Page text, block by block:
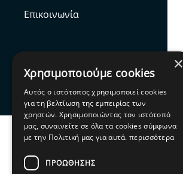
Επικοινωνία
Facebook
×
Χρησιμοποιούμε cookies
Αυτός ο ιστότοπος χρησιμοποιεί cookies
για τη βελτίωση της εμπειρίας των
χρηστών. Χρησιμοποιώντας τον ιστότοπό
μας, συναινείτε σε όλα τα cookies σύμφωνα
με την Πολιτική μας για αυτά. περισσότερα
ΠΡΟΩΘΗΣΗΣ